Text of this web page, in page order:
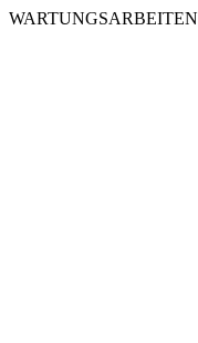
WARTUNGSARBEITEN